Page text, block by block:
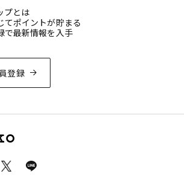
登録
プとは
てポイントが貯まる
で最新情報を入手